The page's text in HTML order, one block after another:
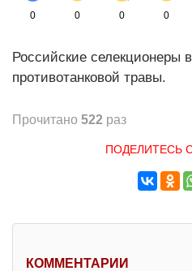
0 0 0 0
Российские селекционеры
противотанковой травы.
Прочитано 522 раз
ПОДЕЛИТЕСЬ
КОММЕНТАРИИ